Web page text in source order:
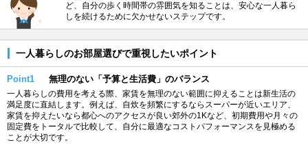
ど、自分の歩く時間帯の雰囲気を知ることは、安心な一人暮ら
しを続けるために欠かせないステップです。
一人暮らしのお部屋選びで重視したいポイント
Point1 無理のない「予算と生活費」のバランス
一人暮らしの費用を考える際、家賃を無理のない範囲に抑えることは新生活の
満足度に直結します。例えば、自炊を頻繁にするならスーパーが近いエリア、
家賃を抑えたいなら都心へのアクセスが良い郊外の1Kなど、初期費用や月々の
固定費をトータルで比較して、自分に最適なコストパフォーマンスを見極める
ことが大切です。